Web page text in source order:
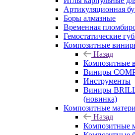
Артикуляционная
Боры алмазные
Временная
Гемостатические
Композитные
Назад
Композитные
Виниры
Инструменты
Виниры
(новинка)
Композитные
Назад
Композитные